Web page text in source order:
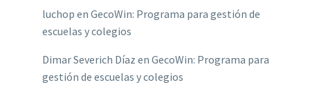
luchop en GecoWin: Programa para gestión de
escuelas y colegios
Dimar Severich Díaz en GecoWin: Programa para
gestión de escuelas y colegios